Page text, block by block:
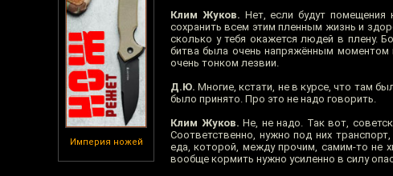
Империя ножей
Клим Жуков. Нет, если будут
сохранить всем этим пленным жизнь и
сколько у тебя окажется людей в плену.
битва была очень напряжённым моментом
очень тонком лезвии.
Д.Ю. Многие, кстати, не в курсе, что там
было принято. Про это не надо говорить.
Клим Жуков. Не, не надо. Так вот,
Соответственно, нужно под них
еда, которой, между прочим, самим-то не
вообще кормить нужно усиленно в силу